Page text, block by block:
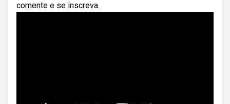
comente e se inscreva.